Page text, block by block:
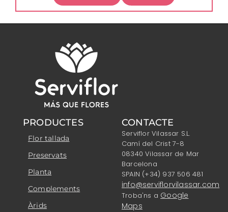
PRODUCTES
Flor tallada
Preservats
Planta
Complements
Àrids
CONTACTE
Serviflor Vilassar S.L.
Camí del Crist 7-8
08340 Vilassar de Mar
Barcelona
SPAIN (+34) 937 506 481
info@serviflorvilassar.com
Troba'ns a Google
Maps